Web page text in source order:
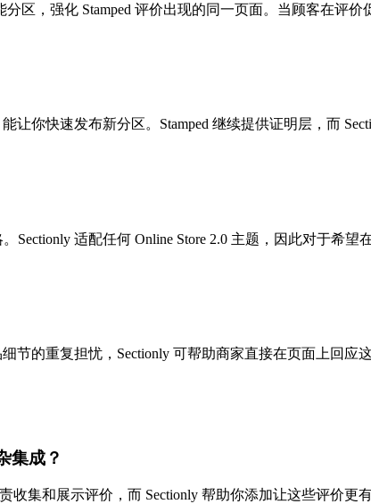
区，强化 Stamped 评价出现的同一页面。当顾客在评价
让你快速发布新分区。Stamped 继续提供证明层，而
适配任何 Online Store 2.0 主题，因此对于希
节的重复担忧，Sectionly 可帮助商家直接在页面上回
集成？
收集和展示评价，而 Sectionly 帮助你添加让这些评价